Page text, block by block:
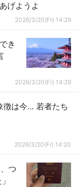
げようよ
2026/3/20(Fr) 14:29
き
2026/3/20(Fr) 14:29
徴は今… 若者たち
2026/3/20(Fr) 14:20
つ